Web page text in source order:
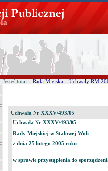
Jesteś tutaj :: Rada Miejska :: Uchwały RM
Uchwała Nr XXXV/493/05
Uchwała Nr XXXV/493/05
Rady Miejskiej w Stalowej Woli
z dnia 25 lutego 2005 roku
w sprawie przystąpienia do